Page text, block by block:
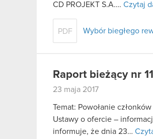
CD PROJEKT S.A…. Czytaj
PDF Wybór biegłego
Raport bieżący nr
23 maja 2017
Temat: Powołanie
Ustawy o ofercie –
informuje, że dnia 23…